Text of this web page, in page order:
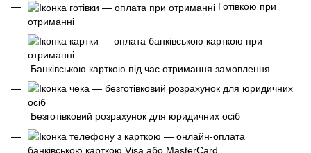
Готівкою при
отриманні
Банківською карткою під час отримання замовлення
Безготівковий розрахунок для юридичних осіб